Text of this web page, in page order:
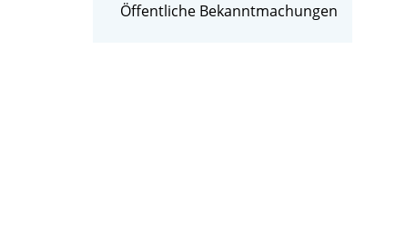
Öffentliche Bekanntmachungen